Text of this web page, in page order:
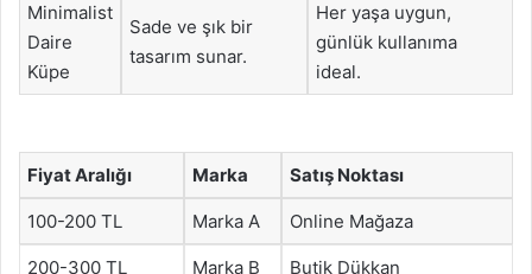
Minimalist
Daire
Küpe
Sade ve şık bir
tasarım sunar.
Her yaşa uygun,
günlük kullanıma
ideal.
Fiyat Aralığı Marka Satış Noktası
100-200 TL Marka A Online Mağaza
200-300 TL Marka B Butik Dükkan